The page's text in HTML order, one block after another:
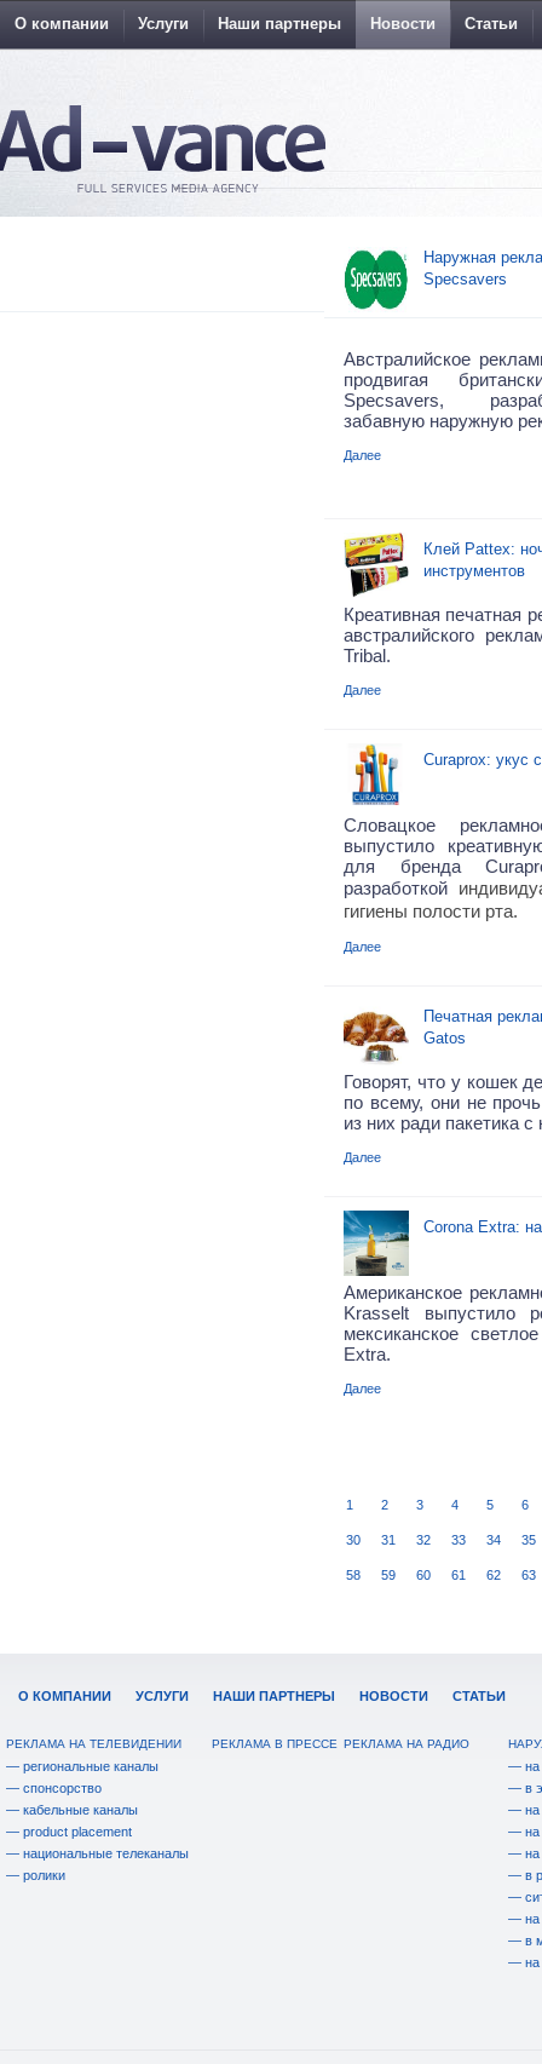
О компании Услуги Наши партнеры Новости Статьи
Наружная
Specsavers
Австралийское
продвигая
Specsavers,
забавную наружную
Далее
Клей Pattex:
инструментов
Креативная печатная
австралийского
Tribal.
Далее
Curaprox: укус
Словацкое
выпустило
для бренда
разработкой
гигиены полости рта.
Далее
Печатная
Gatos
Говорят, что у кошек
по всему, они не
из них ради пакетика
Далее
Corona Extra:
Американское
Krasselt выпустило
мексиканское
Extra.
Далее
1 2 3 4 5 6
30 31 32 33 34 35
58 59 60 61 62 63
О КОМПАНИИ УСЛУГИ НАШИ ПАРТНЕРЫ НОВОСТИ СТАТЬИ
РЕКЛАМА НА ТЕЛЕВИДЕНИИ
— региональные каналы
— спонсорство
— кабельные каналы
— product placement
— национальные телеканалы
— ролики
РЕКЛАМА В ПРЕССЕ РЕКЛАМА НА РАДИО
— на
— в
— на
— на
— на
— в
—
— на
— в
— на